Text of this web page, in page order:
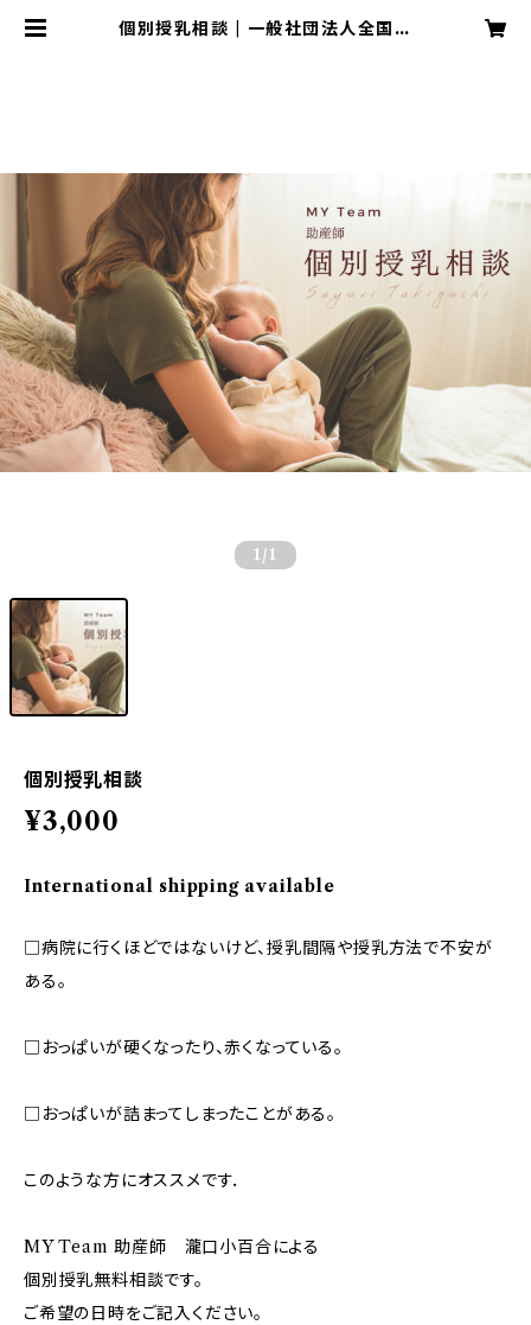
個別授乳相談 | 一般社団法人全国産
1 /1
個別授乳相談
¥3,000
International shipping available
□病院に行くほどではないけど、授乳間隔や授乳方法で不安が
ある。
□おっぱいが硬くなったり、赤くなっている。
□おっぱいが詰まってしまったことがある。
このような方にオススメです．
MY Team 助産師 瀧口小百合による
個別授乳無料相談です。
ご希望の日時をご記入ください。